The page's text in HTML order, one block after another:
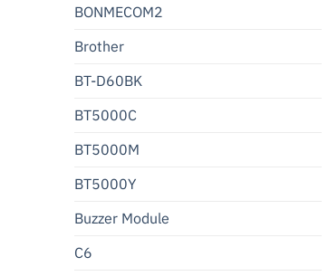
BONMECOM2
Brother
BT-D60BK
BT5000C
BT5000M
BT5000Y
Buzzer Module
C6